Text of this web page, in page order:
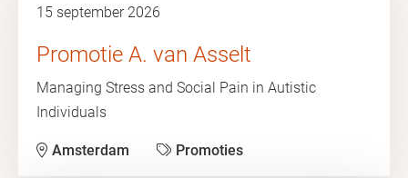
15 september 2026
Promotie A. van Asselt
Managing Stress and Social Pain in Autistic
Individuals
Amsterdam Promoties